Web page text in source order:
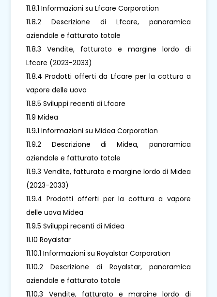
11.8.1 Informazioni su Lfcare Corporation
11.8.2 Descrizione di Lfcare, panoramica
aziendale e fatturato totale
11.8.3 Vendite, fatturato e margine lordo di
Lfcare (2023-2033)
11.8.4 Prodotti offerti da Lfcare per la cottura a
vapore delle uova
11.8.5 Sviluppi recenti di Lfcare
11.9 Midea
11.9.1 Informazioni su Midea Corporation
11.9.2 Descrizione di Midea, panoramica
aziendale e fatturato totale
11.9.3 Vendite, fatturato e margine lordo di Midea
(2023-2033)
11.9.4 Prodotti offerti per la cottura a vapore
delle uova Midea
11.9.5 Sviluppi recenti di Midea
11.10 Royalstar
11.10.1 Informazioni su Royalstar Corporation
11.10.2 Descrizione di Royalstar, panoramica
aziendale e fatturato totale
11.10.3 Vendite, fatturato e margine lordo di